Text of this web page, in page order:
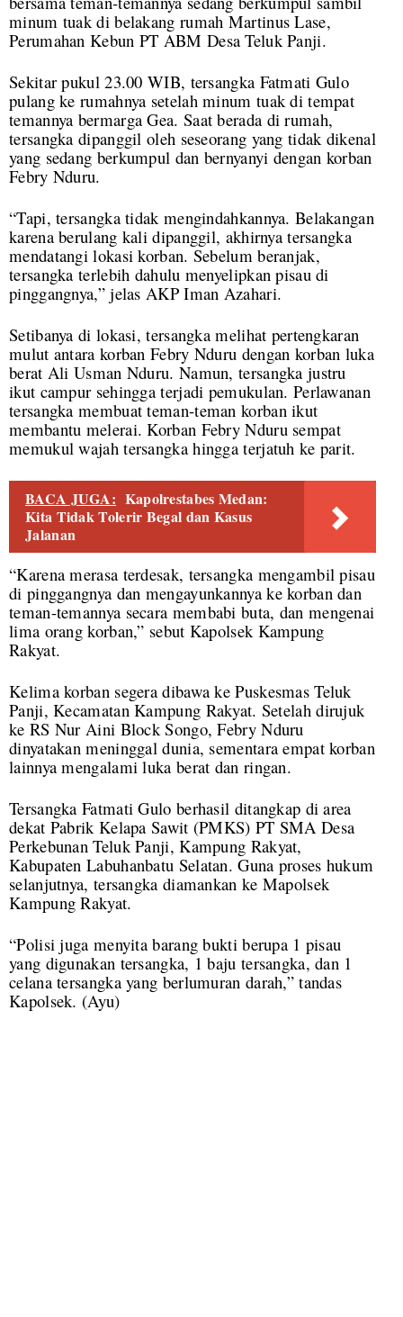
minum tuak di belakang rumah Martinus Lase,
Perumahan Kebun PT ABM Desa Teluk Panji.
Sekitar pukul 23.00 WIB, tersangka Fatmati Gulo
pulang ke rumahnya setelah minum tuak di tempat
temannya bermarga Gea. Saat berada di rumah,
tersangka dipanggil oleh seseorang yang tidak dikenal
yang sedang berkumpul dan bernyanyi dengan korban
Febry Nduru.
“Tapi, tersangka tidak mengindahkannya. Belakangan
karena berulang kali dipanggil, akhirnya tersangka
mendatangi lokasi korban. Sebelum beranjak,
tersangka terlebih dahulu menyelipkan pisau di
pinggangnya,” jelas AKP Iman Azahari.
Setibanya di lokasi, tersangka melihat pertengkaran
mulut antara korban Febry Nduru dengan korban luka
berat Ali Usman Nduru. Namun, tersangka justru
ikut campur sehingga terjadi pemukulan. Perlawanan
tersangka membuat teman-teman korban ikut
membantu melerai. Korban Febry Nduru sempat
memukul wajah tersangka hingga terjatuh ke parit.
BACA JUGA: Kapolrestabes Medan:
Kita Tidak Tolerir Begal dan Kasus
Jalanan
“Karena merasa terdesak, tersangka mengambil pisau
di pinggangnya dan mengayunkannya ke korban dan
teman-temannya secara membabi buta, dan mengenai
lima orang korban,” sebut Kapolsek Kampung
Rakyat.
Kelima korban segera dibawa ke Puskesmas Teluk
Panji, Kecamatan Kampung Rakyat. Setelah dirujuk
ke RS Nur Aini Block Songo, Febry Nduru
dinyatakan meninggal dunia, sementara empat korban
lainnya mengalami luka berat dan ringan.
Tersangka Fatmati Gulo berhasil ditangkap di area
dekat Pabrik Kelapa Sawit (PMKS) PT SMA Desa
Perkebunan Teluk Panji, Kampung Rakyat,
Kabupaten Labuhanbatu Selatan. Guna proses hukum
selanjutnya, tersangka diamankan ke Mapolsek
Kampung Rakyat.
“Polisi juga menyita barang bukti berupa 1 pisau
yang digunakan tersangka, 1 baju tersangka, dan 1
celana tersangka yang berlumuran darah,” tandas
Kapolsek. (Ayu)